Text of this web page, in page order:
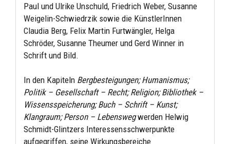
Paul und Ulrike Unschuld, Friedrich Weber, Susanne
Weigelin-Schwiedrzik sowie die KünstlerInnen
Claudia Berg, Felix Martin Furtwängler, Helga
Schröder, Susanne Theumer und Gerd Winner in
Schrift und Bild.
In den Kapiteln Bergbesteigungen; Humanismus;
Politik – Gesellschaft – Recht; Religion; Bibliothek –
Wissensspeiche­rung; Buch – Schrift – Kunst;
Klangraum; Person – Lebenswegwerden Helwig
Schmidt-Glintzers Interessensschwer­punkte
aufgegriffen, seine Wirkungsbereiche